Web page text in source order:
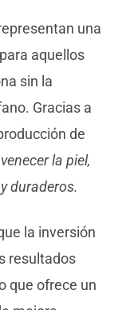
una
aquellos
sin la
Gracias a
de
la piel,
duraderos.
la inversión
resultados
que ofrece un